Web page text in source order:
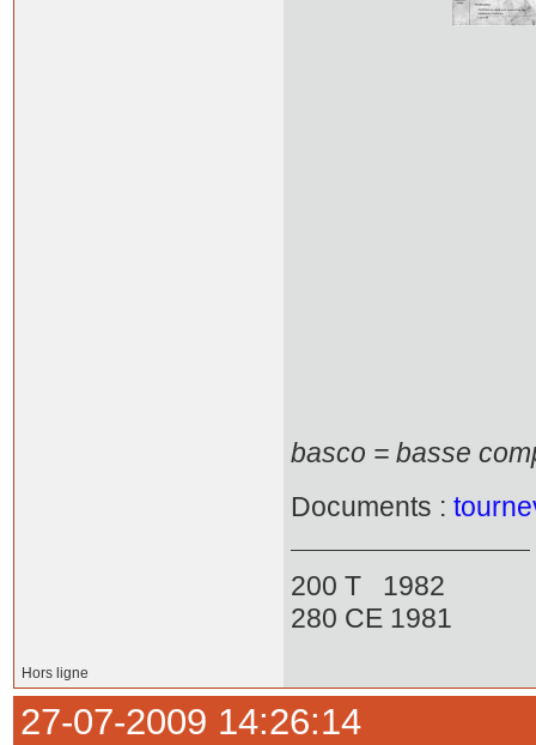
basco = basse
Documents :
200 T 1982
280 CE 1981
Hors ligne
27-07-2009 14:26:14